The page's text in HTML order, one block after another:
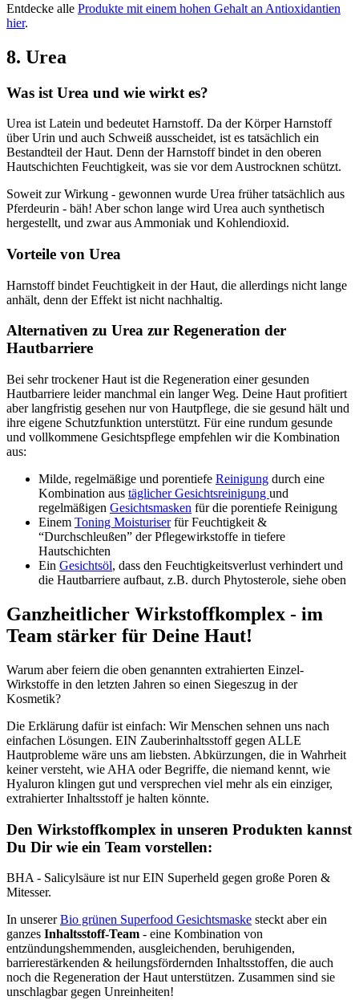
Entdecke alle Produkte mit einem hohen Gehalt an Antioxidantien
hier.
8. Urea
Was ist Urea und wie wirkt es?
Urea ist Latein und bedeutet Harnstoff. Da der Körper Harnstoff
über Urin und auch Schweiß ausscheidet, ist es tatsächlich ein
Bestandteil der Haut. Denn der Harnstoff bindet in den oberen
Hautschichten Feuchtigkeit, was sie vor dem Austrocknen schützt.
Soweit zur Wirkung - gewonnen wurde Urea früher tatsächlich aus
Pferdeurin - bäh! Aber schon lange wird Urea auch synthetisch
hergestellt, und zwar aus Ammoniak und Kohlendioxid.
Vorteile von Urea
Harnstoff bindet Feuchtigkeit in der Haut, die allerdings nicht lange
anhält, denn der Effekt ist nicht nachhaltig.
Alternativen zu Urea zur Regeneration der
Hautbarriere
Bei sehr trockener Haut ist die Regeneration einer gesunden
Hautbarriere leider manchmal ein langer Weg. Deine Haut profitiert
aber langfristig gesehen nur von Hautpflege, die sie gesund hält und
ihre eigene Schutzfunktion unterstützt. Für eine rundum gesunde
und vollkommene Gesichtspflege empfehlen wir die Kombination
aus:
Milde, regelmäßige und porentiefe Reinigung durch eine
Kombination aus täglicher Gesichtsreinigung und
regelmäßigen Gesichtsmasken für die porentiefe Reinigung
Einem Toning Moisturiserfür Feuchtigkeit &
“Durchschleußen” der Pflegewirkstoffe in tiefere
Hautschichten
Ein Gesichtsöl, dass den Feuchtigkeitsverlust verhindert und
die Hautbarriere aufbaut, z.B. durch Phytosterole, siehe oben
Ganzheitlicher Wirkstoffkomplex - im
Team stärker für Deine Haut!
Warum aber feiern die oben genannten extrahierten Einzel-
Wirkstoffe in den letzten Jahren so einen Siegeszug in der
Kosmetik?
Die Erklärung dafür ist einfach: Wir Menschen sehnen uns nach
einfachen Lösungen. EIN Zauberinhaltsstoff gegen ALLE
Hautprobleme wäre uns am liebsten. Abkürzungen, die in Wahrheit
keiner versteht, wie AHA oder Begriffe, die niemand kennt, wie
Hyaluron klingen gut und versprechen viel mehr als ein einziger,
extrahierter Inhaltsstoff je halten könnte.
Den Wirkstoffkomplex in unseren Produkten kannst
Du Dir wie ein Team vorstellen:
BHA - Salicylsäure ist nur EIN Superheld gegen große Poren &
Mitesser.
In unsererBio grünen Superfood Gesichtsmaske steckt aber ein
ganzes Inhaltsstoff-Team - eine Kombination von
entzündungshemmenden, ausgleichenden, beruhigenden,
barrierestärkenden & heilungsfördernden Inhaltsstoffen, die auch
noch die Regeneration der Haut unterstützen. Zusammen sind sie
unschlagbar gegen Unreinheiten!